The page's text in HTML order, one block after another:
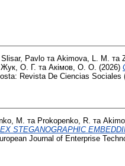
Slisar, Pavlo та Akimova, L. M. та
Жук, О. Г. та Акімов, О. О. (2026)
Revista De Ciencias Sociales
M. та Prokopenko, R. та
STEGANOGRAPHIC
Journal of Enterprise